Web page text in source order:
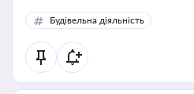
Будівельна діяльність